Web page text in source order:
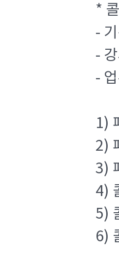
*
-
-
-
1)
2)
3)
4)
5)
6)